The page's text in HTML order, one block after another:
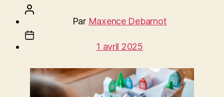
de
Par Maxence Debarnot
de
1 avril 2025